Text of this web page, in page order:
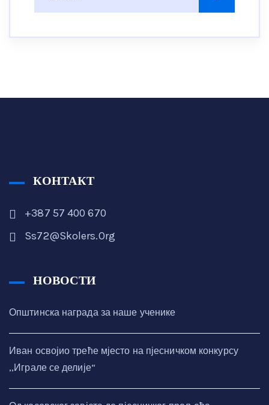
КОНТАКТ
+387 57 400 670
Ss72@skolers.org
НОВОСТИ
Општинска награда за наше ученике
Иван освојио треће мјесто на пјесничком конкурсу
,,Играле се делије“